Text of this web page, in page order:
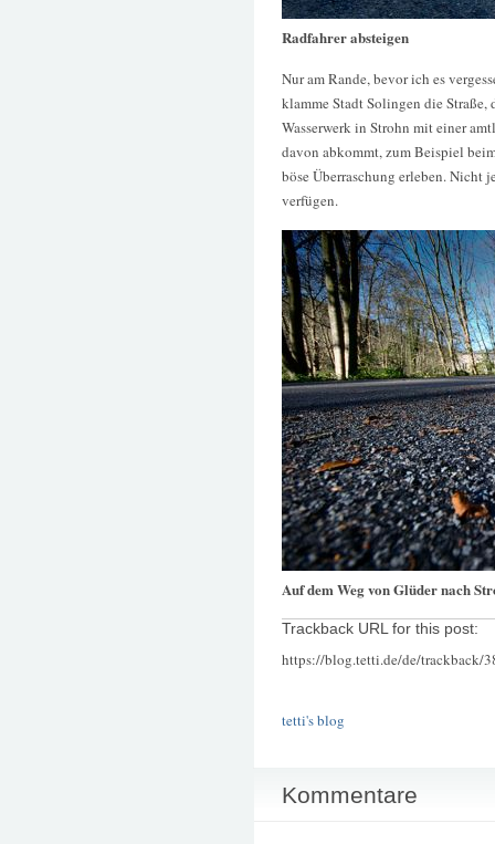
Radfahrer absteigen
Nur am Rande, bevor ich es
klamme Stadt Solingen die
Wasserwerk in Strohn mit einer
davon abkommt, zum Beispiel
böse Überraschung erleben. Nicht
verfügen.
Auf dem Weg von Glüder nach
Trackback URL for this post:
https://blog.tetti.de/de/trackback/
tetti's blog
Kommentare